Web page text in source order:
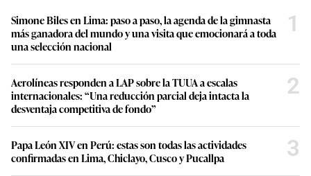
Simone Biles en Lima: paso a paso, la agenda de la gimnasta
más ganadora del mundo y una visita que emocionará a toda
una selección nacional
1
Aerolíneas responden a LAP sobre la TUUA a escalas
internacionales: “Una reducción parcial deja intacta la
desventaja competitiva de fondo”
2
Papa León XIV en Perú: estas son todas las actividades
confirmadas en Lima, Chiclayo, Cusco y Pucallpa
3